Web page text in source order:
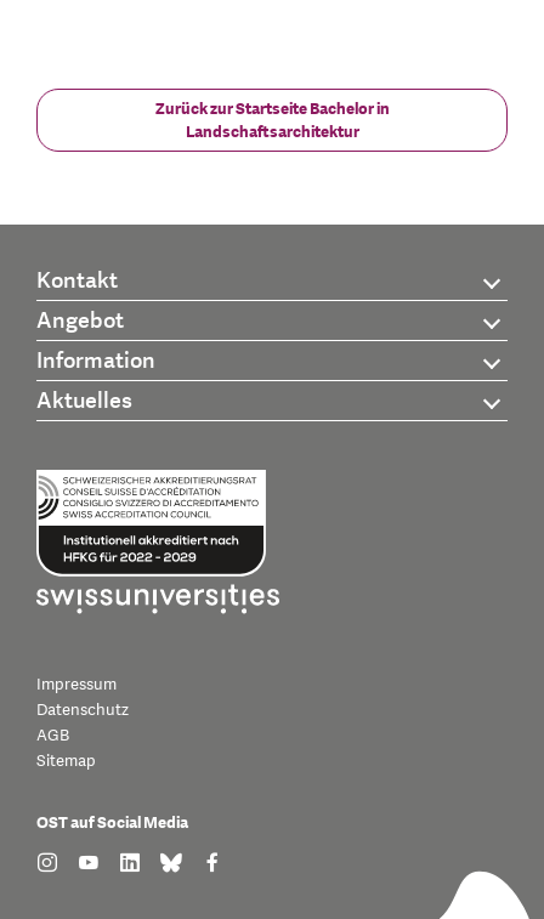
Zurück zur Startseite Bachelor in
Landschaftsarchitektur
Kontakt
Angebot
Information
Aktuelles
Impressum
Datenschutz
AGB
Sitemap
OST auf Social Media
find us on: instagram
find us on: youtube
find us on: linkedin
find us on: bluesky
find us on: facebook